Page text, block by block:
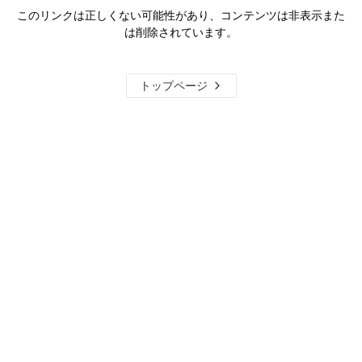
このリンクは正しくない可能性があり、コンテンツは非表示また
は削除されています。
トップページ